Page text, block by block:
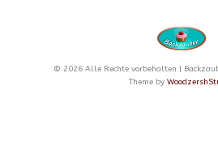
© 2026 Alle Rechte vorbehalten |
Theme by